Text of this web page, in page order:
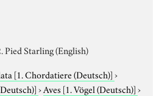
Pied Starling (English)
[1. Chordatiere (Deutsch)]›
›Aves [1. Vögel (Deutsch)]›